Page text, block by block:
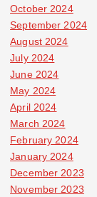
October 2024
September 2024
August 2024
July 2024
June 2024
May 2024
April 2024
March 2024
February 2024
January 2024
December 2023
November 2023